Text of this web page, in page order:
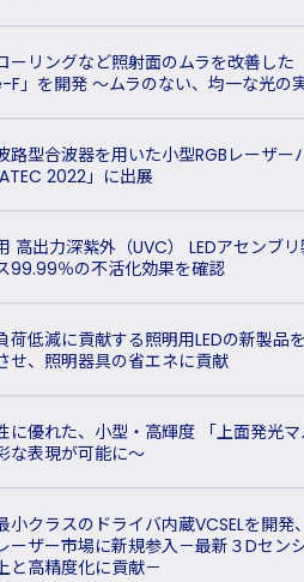
ーリングなど照射面のムラを改善した
F」を開発 ～ムラのない、均一な光の
路型合波器を用いた小型RGBレーザー
2022」に出展
高出力深紫外（UVC） LEDアセンブ
99.99％の不活化効果を確認
荷低減に貢献する照明用LEDの新製品
せ、照明器具の省エネに貢献
に優れた、小型・高輝度 「上面発光
な表現が可能に～
小クラスのドライバ内蔵VCSELを開
ーザー市場に新規参入－最新３Dセン
と高精度化に貢献－